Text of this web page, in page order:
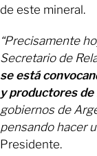
de este mineral.
“Precisamente
Secretario de
se está
y productores de
gobiernos de
pensando hacer
Presidente.